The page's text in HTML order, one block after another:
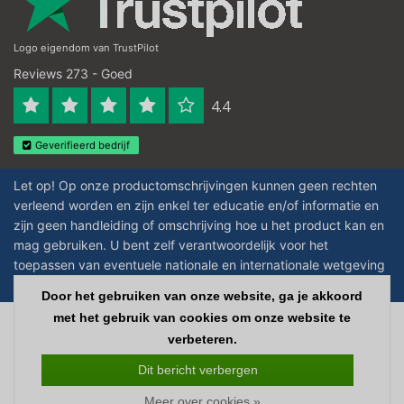
Logo eigendom van TrustPilot
Reviews 273 - Goed
4.4
Geverifieerd bedrijf
Let op! Op onze productomschrijvingen kunnen geen rechten
verleend worden en zijn enkel ter educatie en/of informatie en
zijn geen handleiding of omschrijving hoe u het product kan en
mag gebruiken. U bent zelf verantwoordelijk voor het
toepassen van eventuele nationale en internationale wetgeving
Copyright © 2026 - Laboratorium Discounter - All rights reserved - Theme by
Alle bedragen zijn exclusief BTW
Door het gebruiken van onze website, ga je akkoord
met het gebruik van cookies om onze website te
verbeteren.
Dit bericht verbergen